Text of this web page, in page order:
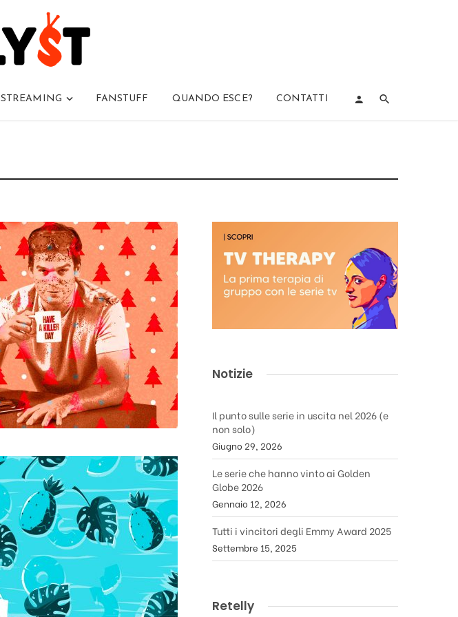
STREAMING FANSTUFF QUANDO ESCE? CONTATTI
Notizie
Il punto sulle serie in uscita nel 2026 (e
non solo)
Giugno 29, 2026
Le serie che hanno vinto ai Golden
Globe 2026
Gennaio 12, 2026
Tutti i vincitori degli Emmy Award 2025
Settembre 15, 2025
Retelly